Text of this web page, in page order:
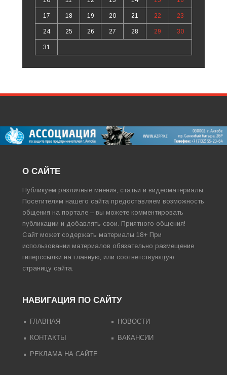
17 18 19 20 21 22 23
24 25 26 27 28 29 30
31
О САЙТЕ
Публикуем различные мнения, статьи и видеоматериалы.
Посетителям нашего сайта предоставляем возможность
общения на портале – вы можете комментировать
публикации и добавлять свои. Приятного общения!
Сайт может содержать материалы 18+ При
использовании материалов обязательно размещение
гиперссылки на главную, или соответствующую
страницу сайта.
НАВИГАЦИЯ ПО САЙТУ
ГЛАВНАЯ НОВОСТИ
КОНТАКТЫ ВАКАНСИИ
РЕКЛАМА НА САЙТЕ